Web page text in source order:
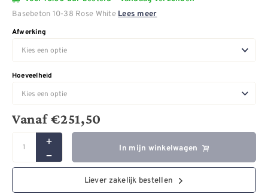
Basebeton 10-38 Rose White Lees meer
Afwerking
Hoeveelheid
Vanaf€251,50
In mijn winkelwagen
Liever zakelijk bestellen